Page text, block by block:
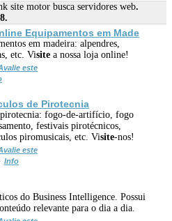
site motor busca servidores web.
Equipamentos em Made
em madeira: alpendres,
etc. Visite a nossa loja online!
este
de Pirotecnia
pirotecnia: fogo-de-artifício, fogo
festivais pirotécnicos,
piromusicais, etc. Visite-nos!
este
Info
do Business Intelligence. Possui
relevante para o dia a dia.